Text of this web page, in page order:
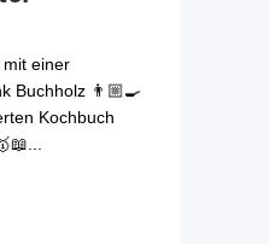
einer
Buchholz 👨🏼‍🍳
Kochbuch